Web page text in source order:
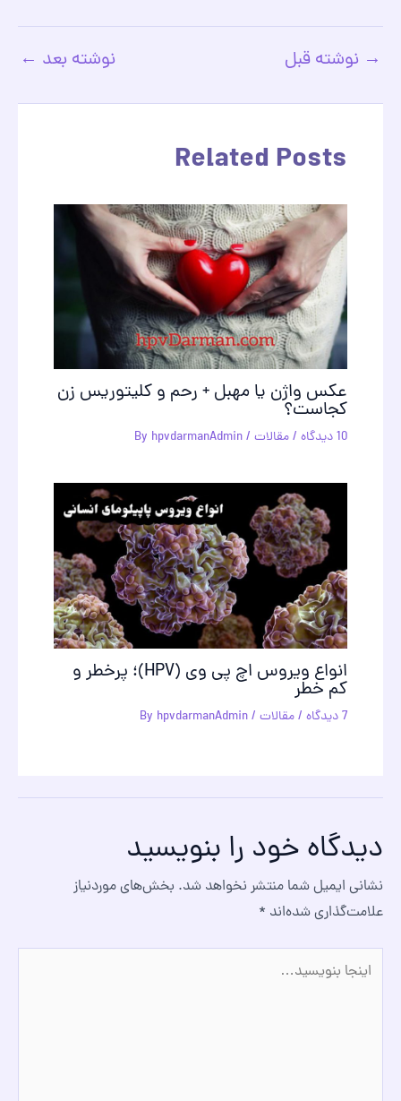
پیمایش
→ نوشته قبل نوشته بعد ←
Related Posts
عکس واژن یا مهبل + رحم و کليتوريس زن
کجاست؟
10 دیدگاه /مقالات / By
hpvdarmanAdmin
انواع ویروس اچ پی وی (HPV)؛ پرخطر و
کم خطر
7 دیدگاه /مقالات / By
hpvdarmanAdmin
دیدگاه‌ خود را بنویسید
نشانی ایمیل شما منتشر نخواهد شد. بخش‌های موردنیاز
علامت‌گذاری شده‌اند *
اینجا